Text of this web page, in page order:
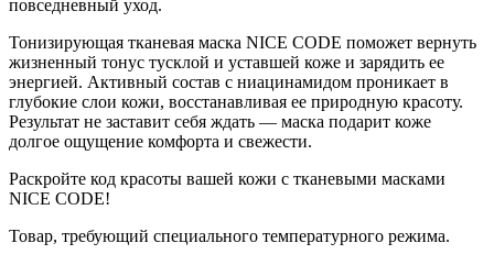
повседневный уход.
Тонизирующая тканевая маска NICE CODE поможет вернуть
жизненный тонус тусклой и уставшей коже и зарядить ее
энергией. Активный состав с ниацинамидом проникает в
глубокие слои кожи, восстанавливая ее природную красоту.
Результат не заставит себя ждать — маска подарит коже
долгое ощущение комфорта и свежести.
Раскройте код красоты вашей кожи с тканевыми масками
NICE CODE!
Товар, требующий специального температурного режима.